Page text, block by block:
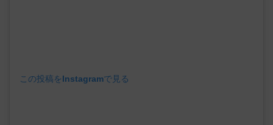
この投稿をInstagramで見る